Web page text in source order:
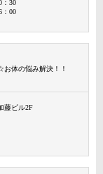
30
00
体の悩み解決！！
藤ビル2F